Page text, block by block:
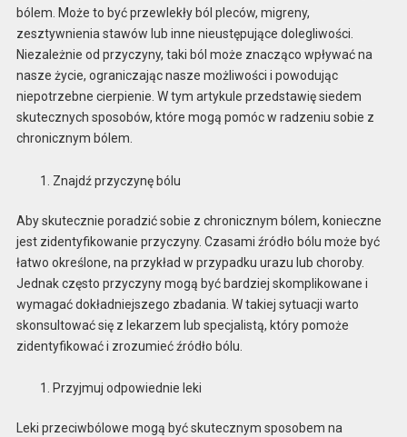
bólem. Może to być przewlekły ból pleców, migreny,
zesztywnienia stawów lub inne nieustępujące dolegliwości.
Niezależnie od przyczyny, taki ból może znacząco wpływać na
nasze życie, ograniczając nasze możliwości i powodując
niepotrzebne cierpienie. W tym artykule przedstawię siedem
skutecznych sposobów, które mogą pomóc w radzeniu sobie z
chronicznym bólem.
Znajdź przyczynę bólu
Aby skutecznie poradzić sobie z chronicznym bólem, konieczne
jest zidentyfikowanie przyczyny. Czasami źródło bólu może być
łatwo określone, na przykład w przypadku urazu lub choroby.
Jednak często przyczyny mogą być bardziej skomplikowane i
wymagać dokładniejszego zbadania. W takiej sytuacji warto
skonsultować się z lekarzem lub specjalistą, który pomoże
zidentyfikować i zrozumieć źródło bólu.
Przyjmuj odpowiednie leki
Leki przeciwbólowe mogą być skutecznym sposobem na